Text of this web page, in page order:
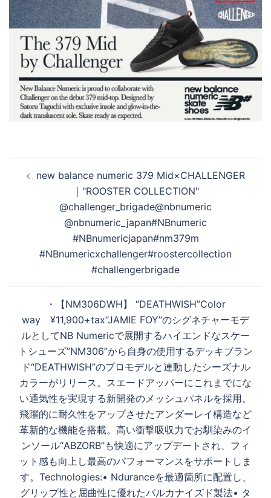
ョ
new balance numeric︎ ︎379 Mid×CHALLENGER
｜"ROOSTER COLLECTION"
@challenger_brigade@nbnumeric
@nbnumeric_japan#NBnumeric
#NBnumericjapan#nm379m
#NBnumericxchallenger#roostercollection
#challengerbrigade
・ 【NM306DWH】 “DEATHWISH”Color
way ¥11,900+tax “JAMIE FOY”のシグネチャーモデ
ルとしてNB Numericで展開するハイエンドなスケー
トシューズ”NM306”から自身の使用するデッキブラン
ド“DEATHWISH”のプロモデルと連動したシーズナル
カラーがリリース。スエードアッパーにこれまでにな
い通気性を実現する新開発のメッシュパネルを採用。
飛躍的に耐久性をアップさせたアンダーレイ構造など
革新的な機能を搭載。高い衝撃吸収力でお馴染みのイ
ンソール“ABZORB”も快適にアップデートされ、フィ
ット感も向上し最高のパフォーマンスをサポートしま
す。 Technologies: • Nduranceを最適箇所に配置し、
グリップ性と屈曲性に優れたバルカナイズド製法 • タ